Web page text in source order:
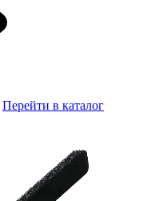
Перейти в каталог